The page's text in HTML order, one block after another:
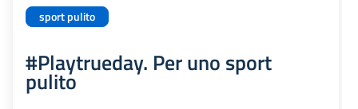
sport pulito
#Playtrueday. Per uno sport
pulito